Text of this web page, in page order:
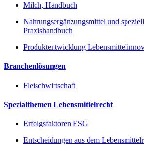
Milch, Handbuch
Nahrungsergänzungsmittel und
Praxishandbuch
Produktentwicklung
Branchenlösungen
Fleischwirtschaft
Spezialthemen Lebensmittelrecht
Erfolgsfaktoren ESG
Entscheidungen aus dem